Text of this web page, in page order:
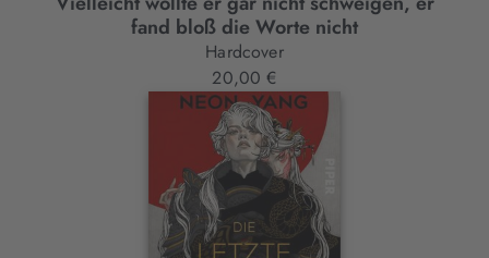
fand bloß die Worte nicht
Hardcover
20,00 €